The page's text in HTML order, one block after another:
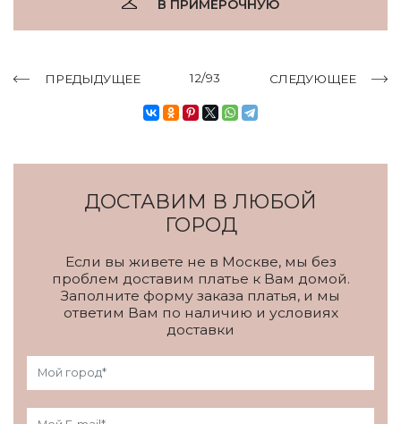
В ПРИМЕРОЧНУЮ
ПРЕДЫДУЩЕЕ 12/93 СЛЕДУЮЩЕЕ
ДОСТАВИМ В ЛЮБОЙ
ГОРОД
Если вы живете не в Москве, мы без
проблем доставим платье к Вам домой.
Заполните форму заказа платья, и мы
ответим Вам по наличию и условиях
доставки